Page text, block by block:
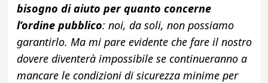
bisogno di aiuto per quanto concerne
l’ordine pubblico: noi, da soli, non possiamo
garantirlo. Ma mi pare evidente che fare il nostro
dovere diventerà impossibile se continueranno a
mancare le condizioni di sicurezza minime per